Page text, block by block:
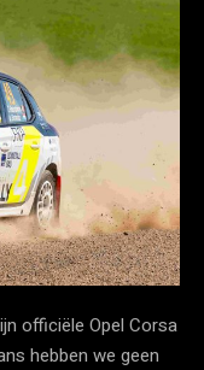
officiële Opel Corsa
hebben we geen